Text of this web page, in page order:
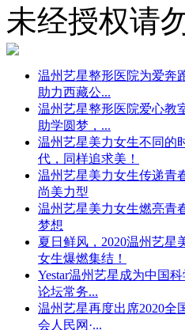
未经授权请
温州艺星整形医院为爱奔
助力西藏公...
温州艺星整形医院爱心教
助学圆梦，...
温州艺星美力女生不同的
代，同样追求美！
温州艺星美力女生传递青
尚美力型
温州艺星美力女生燃亮青
梦想
夏日鲜风，2020温州艺星
女生爆燃集结！
Yestar温州艺星成为中国
论坛常务...
温州艺星再度出席2020全
会人民网·...